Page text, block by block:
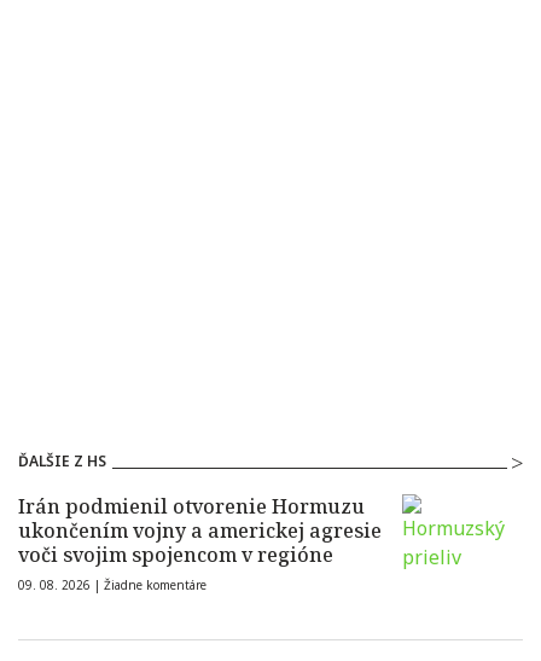
ĎALŠIE Z HS
Irán podmienil otvorenie Hormuzu
ukončením vojny a americkej agresie
voči svojim spojencom v regióne
09. 08. 2026 | Žiadne komentáre